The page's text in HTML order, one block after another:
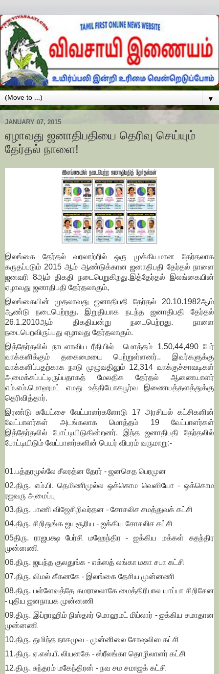
▼
JANUARY 07, 2015
ஏழாவது ஜனாதிபதியை தெரிவு செய்யும்
தேர்தல் நாளை!
இலங்கை தேர்தல் வரலாற்றில் ஒரு முக்கியமான தேர்தலாக
கருதப்படும் 2015 ஆம் ஆண்டுக்கான ஜனாதிபதி தேர்தல் நாளை
ஜனவரி 8ஆம் திகதி நடைபெறுகிறது.இத்தேர்தல் இலங்கையின்
ஏழாவது ஜனாதிபதி தேர்தலாகும்,
இலங்கையின் முதலாவது ஜனாதிபதி தேர்தல் 20.10.1982ஆம்
ஆண்டு நடைபெற்றது. இறுதியாக நடந்த ஜனாதிபதி தேர்தல்
26.1.2010ஆம் திகதியன்று நடைபெற்றது. நாளை
நடைபெறவிருப்பது ஏழாவது தேர்தலாகும்.
இத்தேர்தலில் நாடளாவிய ரீதியில் மொத்தம் 1,50,44,490 பேர்
வாக்களிக்கும் தகைமையை பெற்றுள்ளனர்.. இவர்களுக்கு
வாக்களிப்பதற்காக நாடு முழுவதிலும் 12,314 வாக்குச்சாவடிகள்
அமைக்கப்பட்டிருப்பதாகத் மேலதிக தேர்தல் ஆணையாளர்
எம்.எம்.மொஹமட் எமது உத்தியோகபூர்வ இணையத்தளத்துக்கு
தெரிவித்தார்.
இரண்டு சுயேட்சை வேட்பாளர்களோடு 17 அரசியல் கட்சிகளின்
வேட்பாளர்கள் அடங்கலாக மொத்தம் 19 வேட்பாளர்கள்
இத்தேர்தலில் போட்டியிடுகின்றனர். இந்த ஜனாதிபதி தேர்தலில்
போட்டியிடும் வேட்பாளர்களின் பெயர் விபரம் வருமாறு:-
01.பத்தரமுல்லே சீலரத்ன தேரர் - ஜனசெத பெரமுன
02.திரு. எம்.பி. தெமிணிமுல்ல ஒக்கொம வெஸியோ - ஒக்கொம
ரஜவரு அமைப்பு
03.திரு. பாணி விஜேசிறிவர்தன - சோசலிச சமத்துவக் கட்சி
04.திரு. சிறிதுங்க ஜயசூரிய - ஐக்கிய சோசலிச கட்சி
05திரு. ராஜபக்ஷ பேர்சி மஹேந்திர - ஐக்கிய மக்கள் சுதந்திர
முன்னணி
06.திரு. ஜயந்த குலதுங்க - எக்ஸத் லங்கா மகா சபா கட்சி
07.திரு. விமல் கீகனகே - இலங்கை தேசிய முன்னணி
08.திரு. பள்ளேவத்தே கமராலலாகே மைத்திரிபால யாப்பா சிறிசேன
- புதிய ஜனநாயக முன்னணி
09.திரு. இப்றாஹிம் நிஸ்தார் மொஹமட் மிப்லார் - ஐக்கிய சமாதான
முன்னணி
10.திரு. துமிந்த நாகமுவ - முன்னிலை சோஷலிஸ கட்சி
11.திரு. ஏ.எஸ்.பீ. லியனகே - ஸ்ரீலங்கா தொழிலாளர் கட்சி
12.திரு. சுந்தரம் மகேந்திரன் - நவ சம சமாஜக் கட்சி